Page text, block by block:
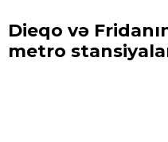
Dieqo və
metro